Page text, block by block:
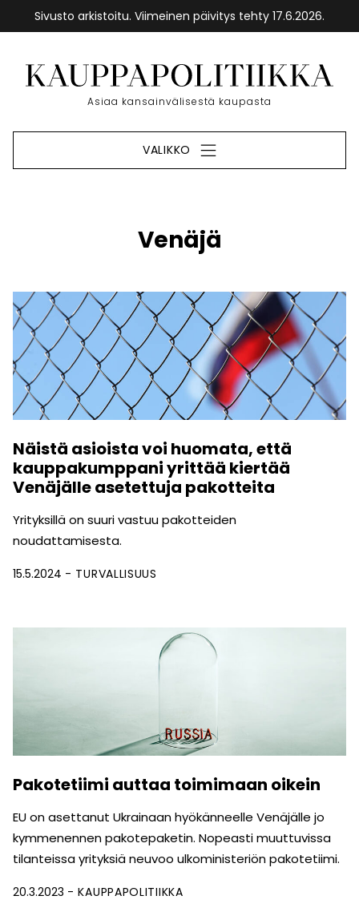
Sivusto arkistoitu. Viimeinen päivitys tehty 17.6.2026.
sisältöön
Etusivu
Asiaa kansainvälisestä kaupasta
VALIKKO
Venäjä
Näistä asioista voi huomata, että
kauppakumppani yrittää kiertää
Venäjälle asetettuja pakotteita
Yrityksillä on suuri vastuu pakotteiden
noudattamisesta.
15.5.2024 TURVALLISUUS
Pakotetiimi auttaa toimimaan oikein
EU on asettanut Ukrainaan hyökänneelle Venäjälle jo
kymmenennen pakotepaketin. Nopeasti muuttuvissa
tilanteissa yrityksiä neuvoo ulkoministeriön pakotetiimi.
20.3.2023 KAUPPAPOLITIIKKA